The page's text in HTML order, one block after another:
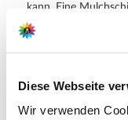
Diese Webseite
Wir verwenden
kann. Eine
zu erhalten und
für die Bildung